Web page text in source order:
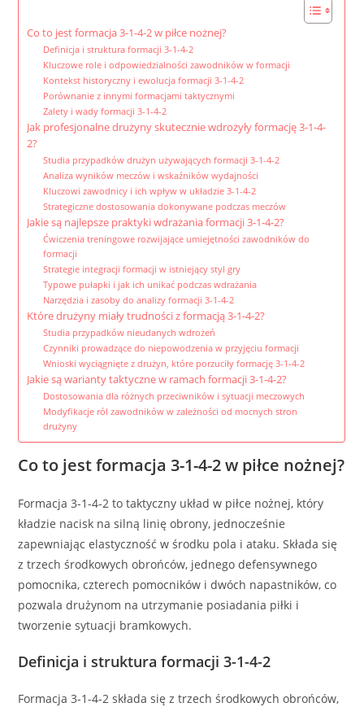
Co to jest formacja 3-1-4-2 w piłce nożnej?
Definicja i struktura formacji 3-1-4-2
Kluczowe role i odpowiedzialności zawodników w formacji
Kontekst historyczny i ewolucja formacji 3-1-4-2
Porównanie z innymi formacjami taktycznymi
Zalety i wady formacji 3-1-4-2
Jak profesjonalne drużyny skutecznie wdrożyły formację 3-1-4-
2?
Studia przypadków drużyn używających formacji 3-1-4-2
Analiza wyników meczów i wskaźników wydajności
Kluczowi zawodnicy i ich wpływ w układzie 3-1-4-2
Strategiczne dostosowania dokonywane podczas meczów
Jakie są najlepsze praktyki wdrażania formacji 3-1-4-2?
Ćwiczenia treningowe rozwijające umiejętności zawodników do
formacji
Strategie integracji formacji w istniejący styl gry
Typowe pułapki i jak ich unikać podczas wdrażania
Narzędzia i zasoby do analizy formacji 3-1-4-2
Które drużyny miały trudności z formacją 3-1-4-2?
Studia przypadków nieudanych wdrożeń
Czynniki prowadzące do niepowodzenia w przyjęciu formacji
Wnioski wyciągnięte z drużyn, które porzuciły formację 3-1-4-2
Jakie są warianty taktyczne w ramach formacji 3-1-4-2?
Dostosowania dla różnych przeciwników i sytuacji meczowych
Modyfikacje ról zawodników w zależności od mocnych stron
drużyny
Co to jest formacja 3-1-4-2 w piłce nożnej?
Formacja 3-1-4-2 to taktyczny układ w piłce nożnej, który
kładzie nacisk na silną linię obrony, jednocześnie
zapewniając elastyczność w środku pola i ataku. Składa się
z trzech środkowych obrońców, jednego defensywnego
pomocnika, czterech pomocników i dwóch napastników, co
pozwala drużynom na utrzymanie posiadania piłki i
tworzenie sytuacji bramkowych.
Definicja i struktura formacji 3-1-4-2
Formacja 3-1-4-2 składa się z trzech środkowych obrońców,